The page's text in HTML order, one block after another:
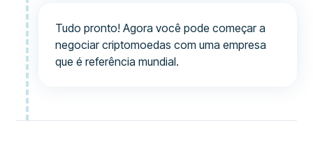
Tudo pronto! Agora você pode começar a
negociar criptomoedas com uma empresa
que é referência mundial.